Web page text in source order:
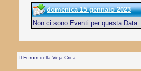
domenica 15 gennaio 2023
Non ci sono Eventi per questa Data.
Il Forum della Veja Crica